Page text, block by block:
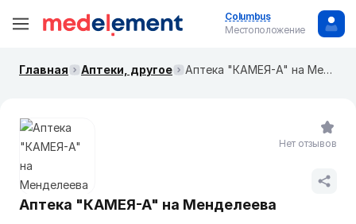
Columbus
Местоположение
Главная Аптеки, другое Аптека "КАМЕЯ-А" на Менделеева
Аптека "КАМЕЯ-А" на Менделеева
Нет отзывов